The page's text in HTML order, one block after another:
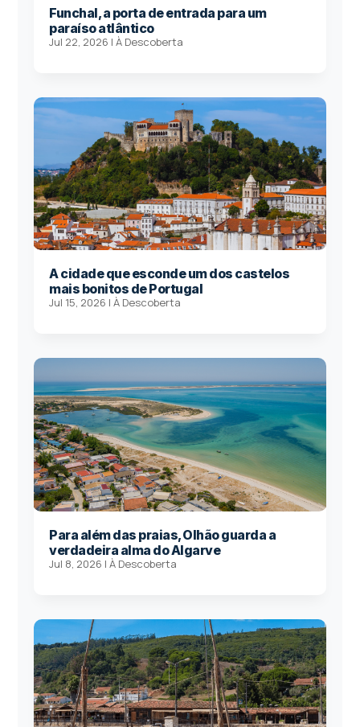
Funchal, a porta de entrada para um
paraíso atlântico
Jul 22, 2026 |À Descoberta
A cidade que esconde um dos castelos
mais bonitos de Portugal
Jul 15, 2026 |À Descoberta
Para além das praias, Olhão guarda a
verdadeira alma do Algarve
Jul 8, 2026 |À Descoberta